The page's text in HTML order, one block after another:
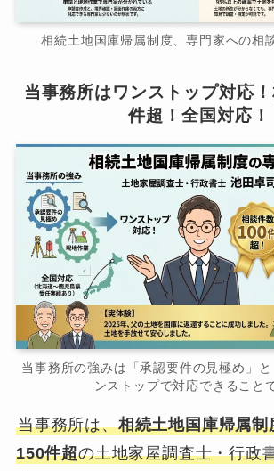
相続土地国庫帰属制度、専門家への相
当事務所はワンストップ対応
件超！全国対応！
当事務所の強みは「承認要件の見極め」
ンストップで対応できること
当事務所は、相続土地国庫帰属制
150件超の土地家屋調査士・行政